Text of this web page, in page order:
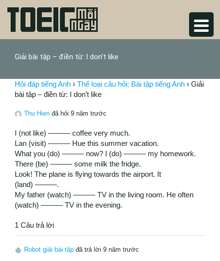
Giải bài tập – điền từ: I don’t like
Hỏi đáp tiếng Anh › Thể loại câu hỏi: Bài tập tiếng Anh › Giải
bài tập – điền từ: I don’t like
Thu Hien đã hỏi 9 năm trước
I (not like) ——— coffee very much.
Lan (visit) ——— Hue this summer vacation.
What you (do) ——— now? I (do) ——— my homework.
There (be) ——— some milk the fridge.
Look! The plane is flying towards the airport. It
(land) ———.
My father (watch) ——— TV in the living room. He often
(watch) ——— TV in the evening.
1 Câu trả lời
Robot giải bài tập đã trả lời 9 năm trước